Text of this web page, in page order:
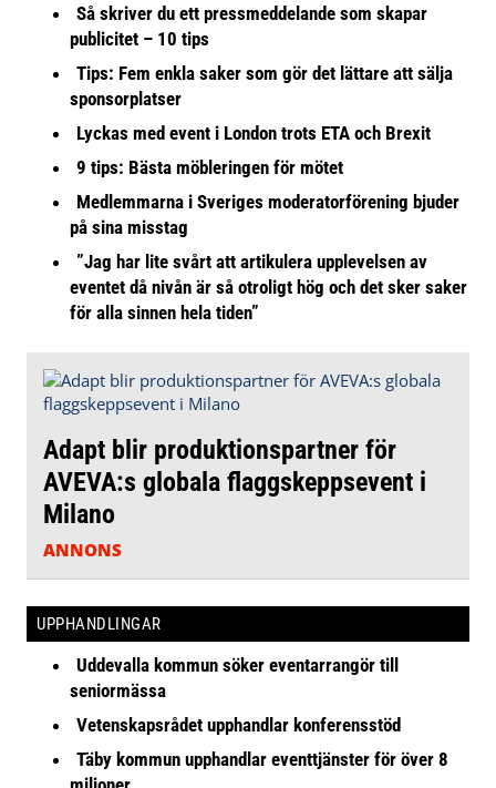
Så skriver du ett pressmeddelande som skapar
publicitet – 10 tips
Tips: Fem enkla saker som gör det lättare att sälja
sponsorplatser
Lyckas med event i London trots ETA och Brexit
9 tips: Bästa möbleringen för mötet
Medlemmarna i Sveriges moderatorförening bjuder
på sina misstag
”Jag har lite svårt att artikulera upplevelsen av
eventet då nivån är så otroligt hög och det sker saker
för alla sinnen hela tiden”
Adapt blir produktionspartner för
AVEVA:s globala flaggskeppsevent i
Milano
ANNONS
UPPHANDLINGAR
Uddevalla kommun söker eventarrangör till
seniormässa
Vetenskapsrådet upphandlar konferensstöd
Täby kommun upphandlar eventtjänster för över 8